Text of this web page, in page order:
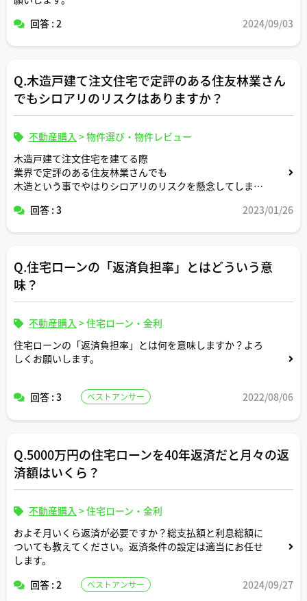
回答 : 2
2024/09/03
Q.木造戸建て注文住宅で定評のある住友林業さん
でもシロアリのリスクはありますか？
不動産購入 >物件選び・物件レビュー
木造戸建て注文住宅を建てる際
業界で定評のある住友林業さんでも
木造という事でやはりシロアリのリスクを懸念してしまい
か？回答 : 3 2023/01/26
Q.住宅ローンの「返済負担率」とはどういう意
味？
不動産購入 >住宅ローン・金利
住宅ローンの「返済負担率」とは何を意味しますか？よろ
しくお願いします。
回答 : 3 ベストアンサー 2022/08/06
Q.5000万円の住宅ローンを40年返済だと月々の返
済額はいくら？
不動産購入 >住宅ローン・金利
およそ月いくら返済が必要ですか？総支払額と利息総額に
ついても教えてください。返済条件の設定は適当にお任せ
します。
回答 : 2
ベストアンサー 2024/09/27